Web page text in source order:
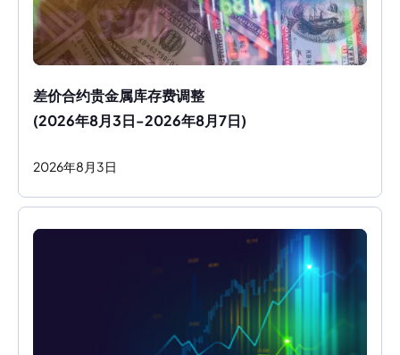
差价合约贵金属库存费调整
(2026年8月3日-2026年8月7日)
2026年8 月 3日